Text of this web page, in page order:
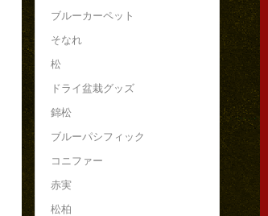
ブルーカーペット
そなれ
松
ドライ盆栽グッズ
錦松
ブルーパシフィック
コニファー
赤実
松柏